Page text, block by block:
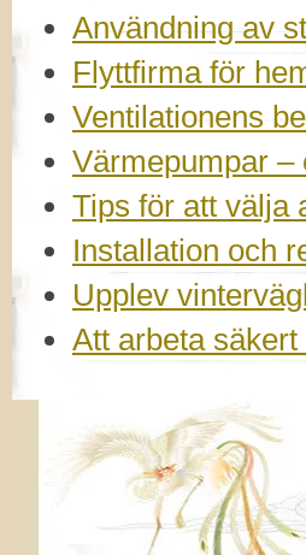
Användning av
Flyttfirma för
Ventilationens
Värmepumpar –
Tips för att välja
Installation och
Upplev
Att arbeta